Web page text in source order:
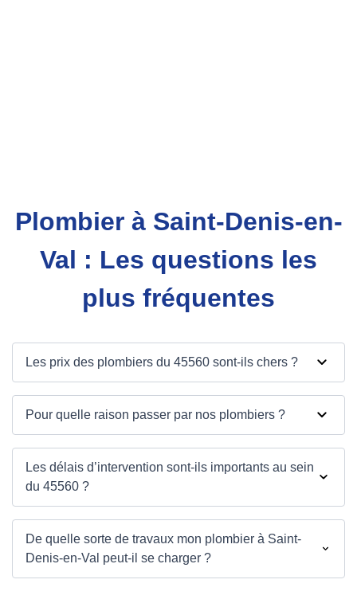
Plombier à Saint-Denis-en-
Val : Les questions les
plus fréquentes
Les prix des plombiers du 45560 sont-ils chers ?
Pour quelle raison passer par nos plombiers ?
Les délais d’intervention sont-ils importants au sein
du 45560 ?
De quelle sorte de travaux mon plombier à Saint-
Denis-en-Val peut-il se charger ?